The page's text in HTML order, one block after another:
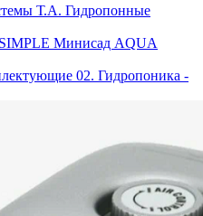
Гидропонные
Минисад AQUA
02. Гидропоника -